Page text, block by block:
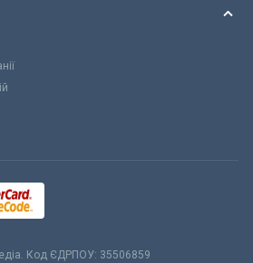
Код ЄДРПОУ: 35506859